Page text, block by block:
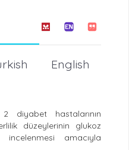
English
diyabet hastalarının
düzeylerinin glukoz
amacıyla